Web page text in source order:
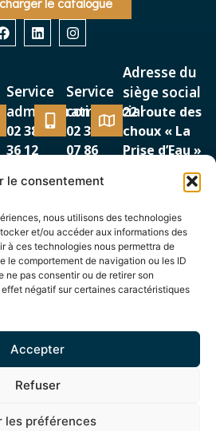
le consentement
nous utilisons des technologies
et/ou accéder aux informations des
à ces technologies nous permettra de
le comportement de navigation ou les ID
ne pas consentir ou de retirer son
négatif sur certaines caractéristiques
Accepter
Refuser
les préférences
Service
administratif
02 38 38
36 12
Service
commercial
02 38 38
07 86
Adresse du
siège social
22 route des
choux « La
Prise d’Eau »
45500 GIEN
Service
commercial
01 69 12
44 00
87/89, avenue de la
Cour de France
91260 JUVISY SUR
ORGE